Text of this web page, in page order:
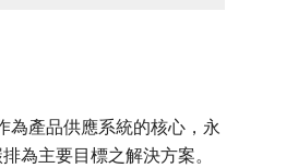
為產品供應系統的核心，永
為主要目標之解決方案。